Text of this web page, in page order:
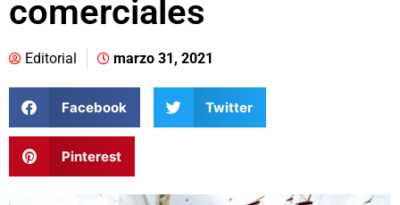
comerciales
Editorial marzo 31, 2021
Facebook Twitter
Pinterest